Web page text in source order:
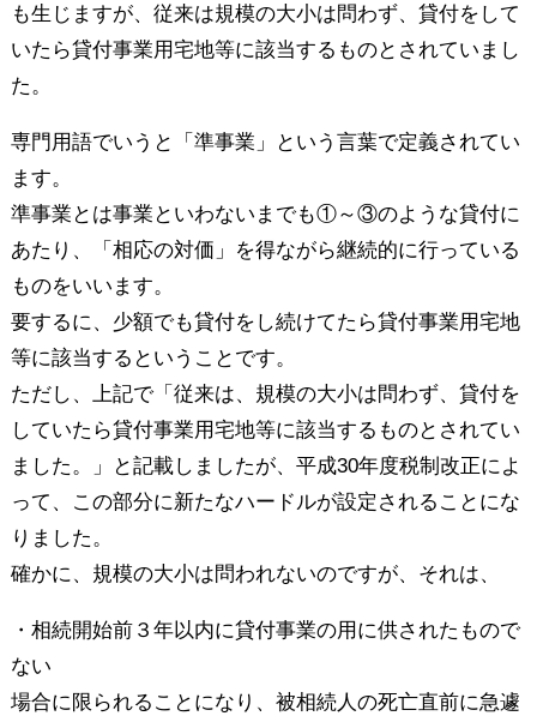
も生じますが、従来は規模の大小は問わず、貸付をして
いたら貸付事業用宅地等に該当するものとされていまし
た。
専門用語でいうと「準事業」という言葉で定義されてい
ます。
準事業とは事業といわないまでも①～③のような貸付に
あたり、「相応の対価」を得ながら継続的に行っている
ものをいいます。
要するに、少額でも貸付をし続けてたら貸付事業用宅地
等に該当するということです。
ただし、上記で「従来は、規模の大小は問わず、貸付を
していたら貸付事業用宅地等に該当するものとされてい
ました。」と記載しましたが、平成30年度税制改正によ
って、この部分に新たなハードルが設定されることにな
りました。
確かに、規模の大小は問われないのですが、それは、
・相続開始前３年以内に貸付事業の用に供されたもので
ない
場合に限られることになり、被相続人の死亡直前に急遽